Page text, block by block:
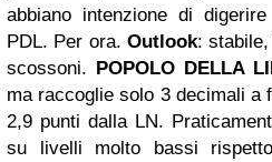
abbiano intenzione di
PDL. Per ora. Outlook:
scossoni. POPOLO DELLA
ma raccoglie solo 3 decimali a
2,9 punti dalla LN.
su livelli molto bassi